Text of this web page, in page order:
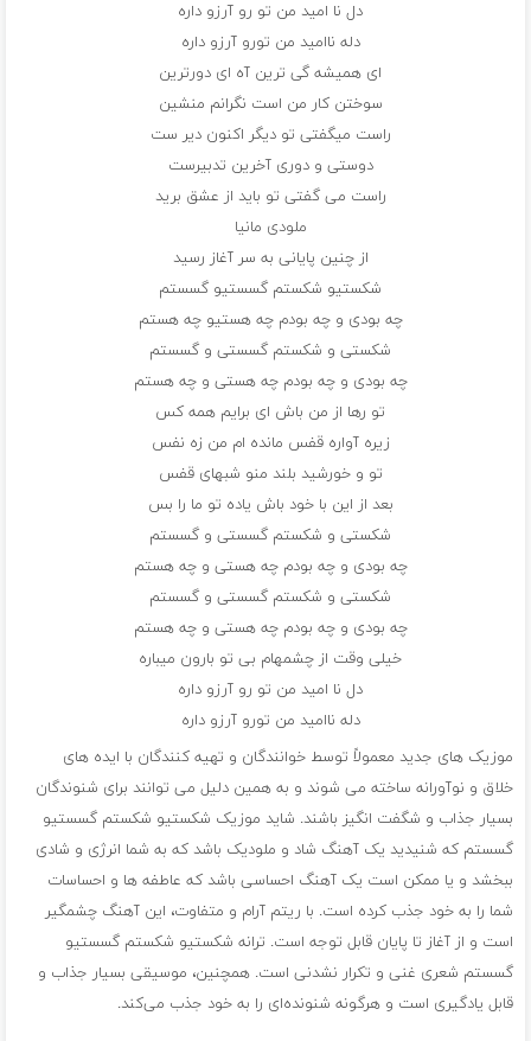
دل نا امید من تو رو آرزو داره
دله ناامید من تورو آرزو داره
ای همیشه گی ترین آه ای دورترین
سوختن کار من است نگرانم منشین
راست میگفتی تو دیگر اکنون دیر ست
دوستی و دوری آخرین تدبیرست
راست می گفتی تو باید از عشق برید
ملودی مانیا
از چنین پایانی به سر آغاز رسید
شکستیو شکستم گسستیو گسستم
چه بودی و چه بودم چه هستیو چه هستم
شکستی و شکستم گسستی و گسستم
چه بودی و چه بودم چه هستی و چه هستم
تو رها از من باش ای برایم همه کس
زیره آواره قفس مانده ام من زه نفس
تو و خورشید بلند منو شبهای قفس
بعد از این با خود باش یاده تو ما را بس
شکستی و شکستم گسستی و گسستم
چه بودی و چه بودم چه هستی و چه هستم
شکستی و شکستم گسستی و گسستم
چه بودی و چه بودم چه هستی و چه هستم
خیلی وقت از چشمهام بی تو بارون میباره
دل نا امید من تو رو آرزو داره
دله ناامید من تورو آرزو داره
موزیک های جدید معمولاً توسط خوانندگان و تهیه کنندگان با ایده های
خلاق و نوآورانه ساخته می شوند و به همین دلیل می توانند برای شنوندگان
بسیار جذاب و شگفت انگیز باشند. شاید موزیک شکستیو شکستم گسستیو
گسستم که شنیدید یک آهنگ شاد و ملودیک باشد که به شما انرژی و شادی
ببخشد و یا ممکن است یک آهنگ احساسی باشد که عاطفه ها و احساسات
شما را به خود جذب کرده است. با ریتم آرام و متفاوت، این آهنگ چشمگیر
است و از آغاز تا پایان قابل توجه است. ترانه شکستیو شکستم گسستیو
گسستم شعری غنی و تکرار نشدنی است. همچنین، موسیقی بسیار جذاب و
قابل یادگیری است و هرگونه شنونده‌ای را به خود جذب می‌کند.